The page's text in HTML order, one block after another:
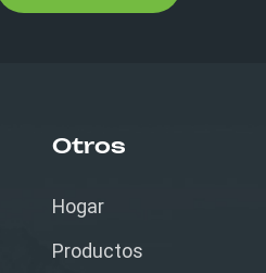
Otros
Hogar
Productos